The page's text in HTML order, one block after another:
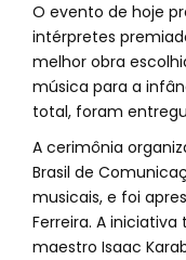
O evento de hoje
intérpretes
melhor obra
música para a
total, foram
A cerimônia
Brasil de
musicais, e foi
Ferreira. A
maestro Isaac